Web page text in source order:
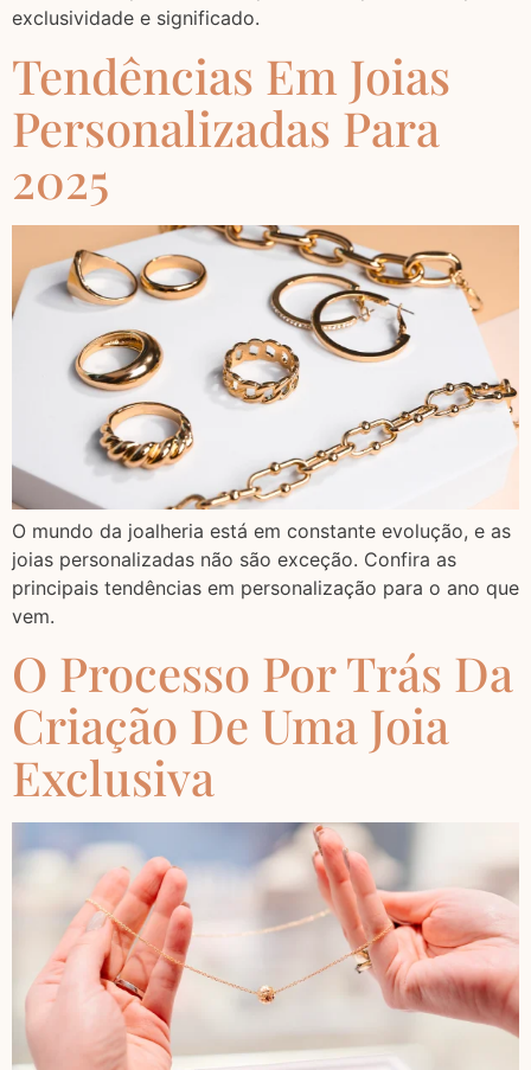
exclusividade e significado.
Tendências Em Joias
Personalizadas Para
2025
O mundo da joalheria está em constante evolução, e as
joias personalizadas não são exceção. Confira as
principais tendências em personalização para o ano que
vem.
O Processo Por Trás Da
Criação De Uma Joia
Exclusiva